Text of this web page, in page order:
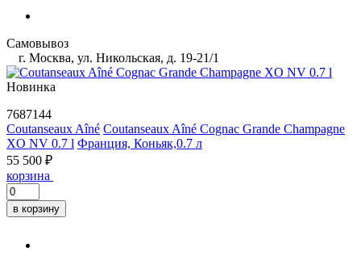
Самовывоз
г. Москва, ул. Никольская, д. 19-21/1
Новинка
7687144
Coutanseaux Aîné Coutanseaux Aîné Cognac Grande Champagne
XO NV 0.7 l Франция, Коньяк,0.7 л
55 500 ₽
корзина
в корзину